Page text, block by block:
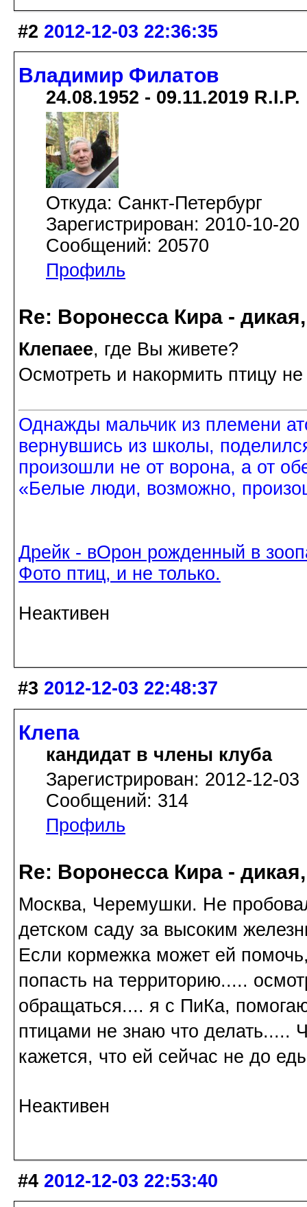
#2 2012-12-03 22:36:35
Владимир Филатов
24.08.1952 - 09.11.2019 R.I.P.
Откуда: Санкт-Петербург
Зарегистрирован: 2010-10-20
Сообщений: 20570
Профиль
Re: Воронесса Кира -
Клепаee, где Вы живете?
Осмотреть и накормить птицу
Однажды мальчик из племени
вернувшись из школы,
произошли не от ворона, а от
«Белые люди, возможно,
Дрейк - вОрон рожденный в
Фото птиц, и не только.
Неактивен
#3 2012-12-03 22:48:37
Клепа
кандидат в члены клуба
Зарегистрирован: 2012-12-03
Сообщений: 314
Профиль
Re: Воронесса Кира -
Москва, Черемушки. Не
детском саду за высоким
Если кормежка может ей
попасть на территорию.....
обращаться.... я с ПиКа,
птицами не знаю что делать.....
кажется, что ей сейчас не до
Неактивен
#4 2012-12-03 22:53:40